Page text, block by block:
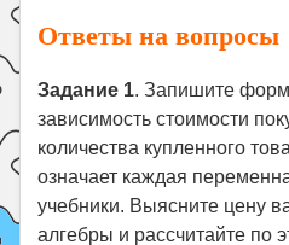
Ответы на вопросы
Задание 1. Запишите
зависимость стоимости
количества купленного
означает каждая
учебники. Выясните цену
алгебры и рассчитайте по